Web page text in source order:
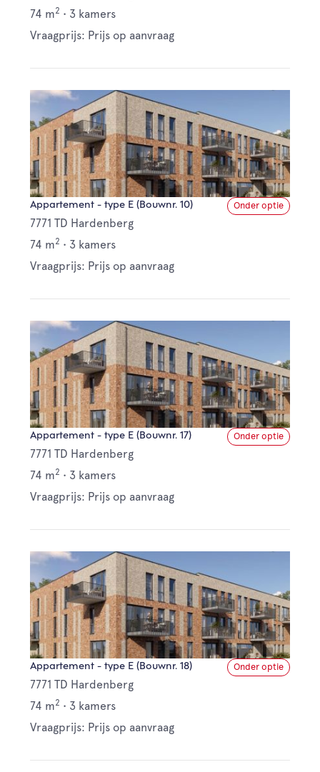
74 m2 • 3 kamers
Vraagprijs: Prijs op aanvraag
Onder optie
Appartement - type E (Bouwnr. 10)
7771 TD Hardenberg
74 m2 • 3 kamers
Vraagprijs: Prijs op aanvraag
Onder optie
Appartement - type E (Bouwnr. 17)
7771 TD Hardenberg
74 m2 • 3 kamers
Vraagprijs: Prijs op aanvraag
Onder optie
Appartement - type E (Bouwnr. 18)
7771 TD Hardenberg
74 m2 • 3 kamers
Vraagprijs: Prijs op aanvraag